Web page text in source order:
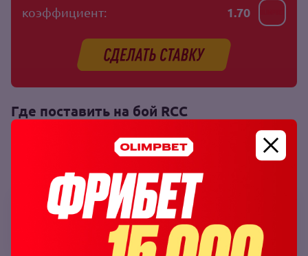
коэффициент: 1.70
Где поставить на бой RCC
Ставки на бои RCC предлагаются на основном и
мобильном сайтах беттинг‑компании Olimpbet, а также
в приложениях для ОС Android и iOS.
OLIMPBET